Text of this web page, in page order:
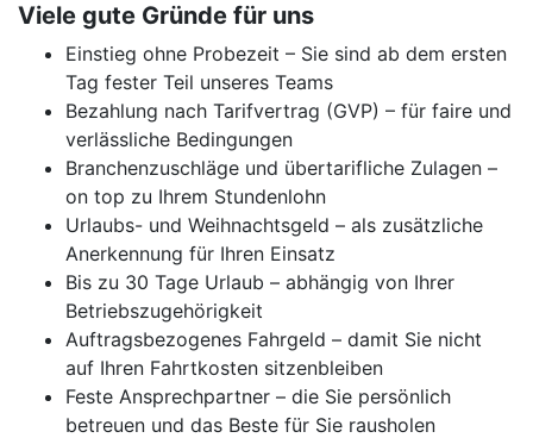
Viele gute Gründe für uns
Einstieg ohne Probezeit – Sie sind ab dem ersten
Tag fester Teil unseres Teams
Bezahlung nach Tarifvertrag (GVP) – für faire und
verlässliche Bedingungen
Branchenzuschläge und übertarifliche Zulagen –
on top zu Ihrem Stundenlohn
Urlaubs- und Weihnachtsgeld – als zusätzliche
Anerkennung für Ihren Einsatz
Bis zu 30 Tage Urlaub – abhängig von Ihrer
Betriebszugehörigkeit
Auftragsbezogenes Fahrgeld – damit Sie nicht
auf Ihren Fahrtkosten sitzenbleiben
Feste Ansprechpartner – die Sie persönlich
betreuen und das Beste für Sie rausholen